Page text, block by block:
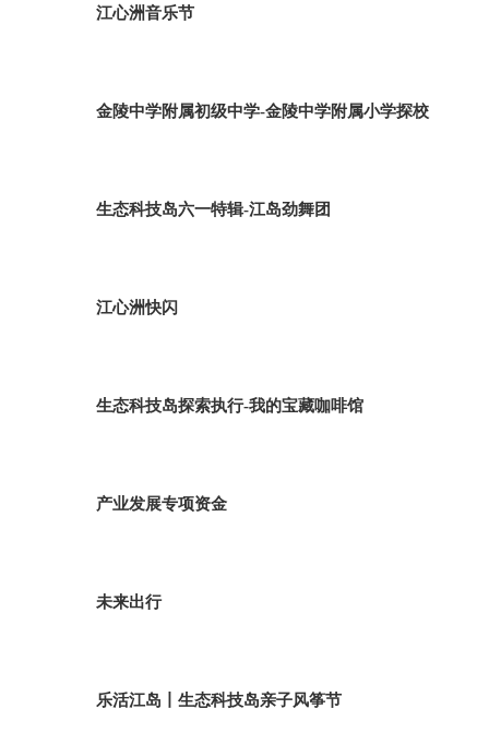
江心洲音乐节
金陵中学附属初级中学-金陵中学附属小学探校
生态科技岛六一特辑-江岛劲舞团
江心洲快闪
生态科技岛探索执行-我的宝藏咖啡馆
产业发展专项资金
未来出行
乐活江岛丨生态科技岛亲子风筝节